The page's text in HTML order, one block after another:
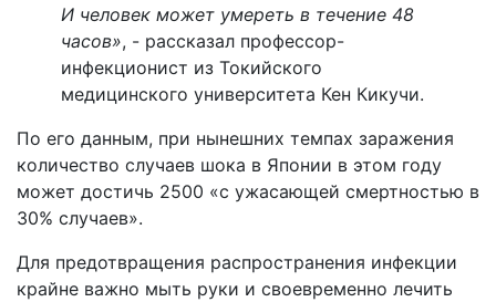
И человек может умереть в течение 48
часов», - рассказал профессор-
инфекционист из Токийского
медицинского университета Кен Кикучи.
По его данным, при нынешних темпах заражения
количество случаев шока в Японии в этом году
может достичь 2500 «с ужасающей смертностью в
30% случаев».
Для предотвращения распространения инфекции
крайне важно мыть руки и своевременно лечить